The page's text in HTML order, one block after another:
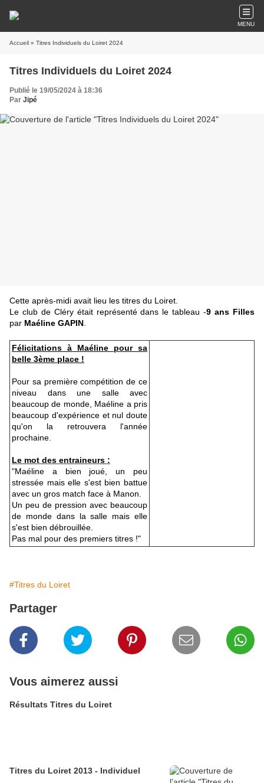
MENU
Accueil » Titres Individuels du Loiret 2024
Titres Individuels du Loiret 2024
Publié le 19/05/2024 à 18:36
Par Jipé
Cette après-midi avait lieu les titres du Loiret.
Le club de Cléry était représenté dans le tableau -9 ans Filles
par Maéline GAPIN
Félicitations à Maéline pour sa
belle 3ème place !
Pour sa première compétition de ce
niveau dans une salle avec
beaucoup de monde, Maéline a pris
beaucoup d'expérience et nul doute
qu'on la retrouvera l'année
prochaine.
Le mot des entraineurs :
"Maéline a bien joué, un peu
stressée mais elle s'est bien battue
avec un gros match face à Manon.
Un peu de pression avec beaucoup
de monde dans la salle mais elle
s'est bien débrouillée.
Pas mal pour des premiers titres !"
#Titres du Loiret
Partager
Vous aimerez aussi
Résultats Titres du Loiret
Titres du Loiret 2013 - Individuel